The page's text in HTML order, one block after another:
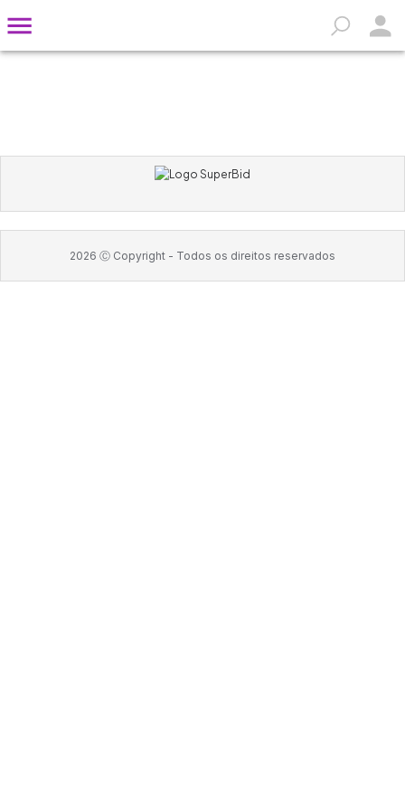
2026 Ⓒ Copyright - Todos os direitos reservados